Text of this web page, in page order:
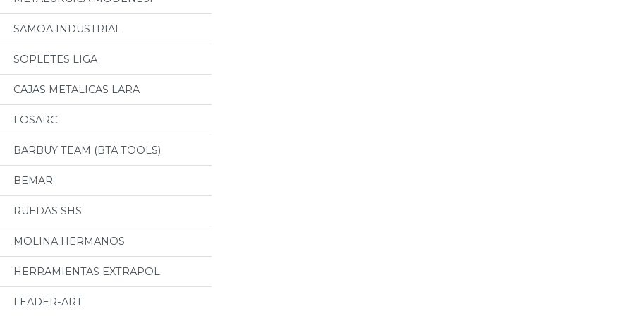
SAMOA INDUSTRIAL
SOPLETES LIGA
CAJAS METALICAS LARA
LOSARC
BARBUY TEAM (BTA TOOLS)
BEMAR
RUEDAS SHS
MOLINA HERMANOS
HERRAMIENTAS EXTRAPOL
LEADER-ART